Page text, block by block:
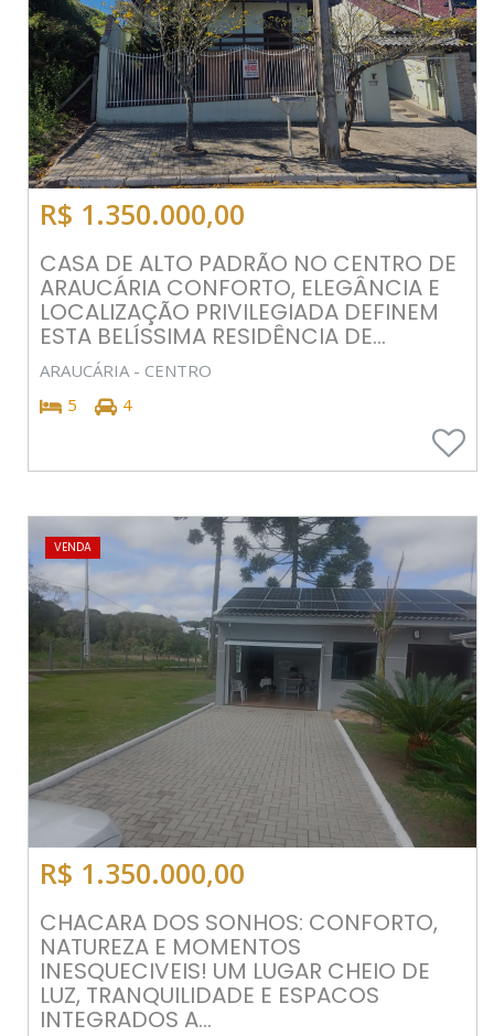
R$ 1.350.000,00
CASA DE ALTO PADRÃO NO CENTRO DE
ARAUCÁRIA CONFORTO, ELEGÂNCIA E
LOCALIZAÇÃO PRIVILEGIADA DEFINEM
ESTA BELÍSSIMA RESIDÊNCIA DE...
ARAUCÁRIA - CENTRO
5
4
VENDA
R$ 1.350.000,00
CHACARA DOS SONHOS: CONFORTO,
NATUREZA E MOMENTOS
INESQUECIVEIS! UM LUGAR CHEIO DE
LUZ, TRANQUILIDADE E ESPACOS
INTEGRADOS A...